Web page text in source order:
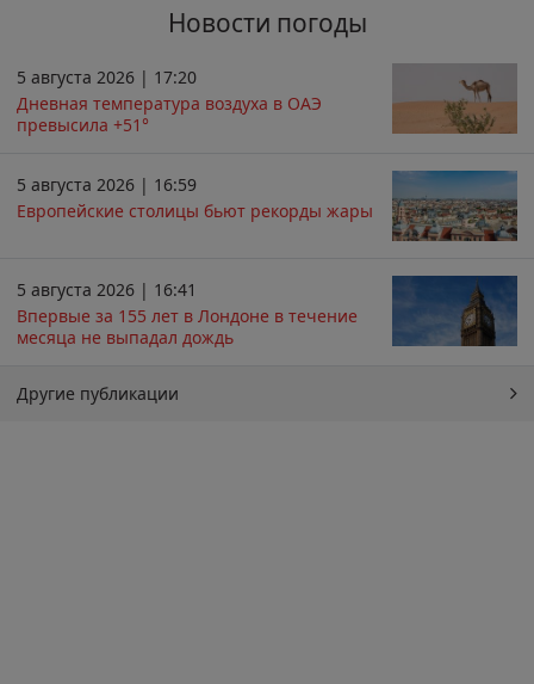
Новости погоды
5 августа 2026 | 17:20
Дневная температура воздуха в ОАЭ
превысила +51°
5 августа 2026 | 16:59
Европейские столицы бьют рекорды жары
5 августа 2026 | 16:41
Впервые за 155 лет в Лондоне в течение
месяца не выпадал дождь
Другие публикации